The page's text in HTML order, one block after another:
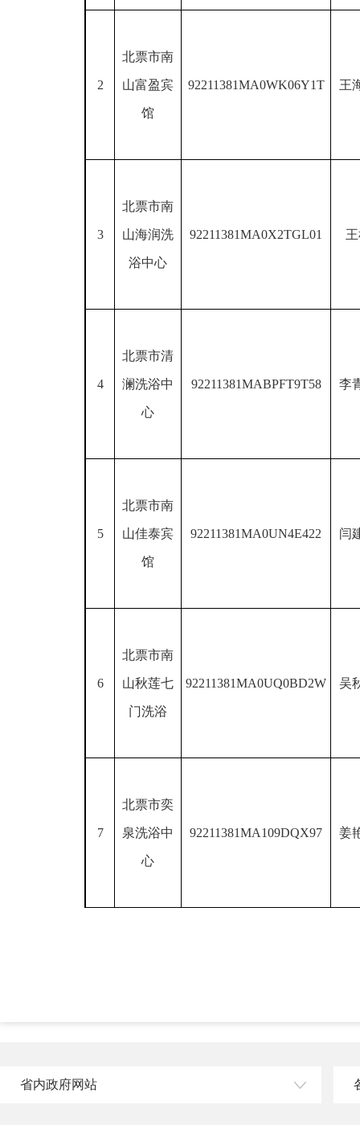
2
北票市南
山富盈宾
馆
92211381MA0WK06Y1T 王
3
北票市南
山海润洗
浴中心
92211381MA0X2TGL01
4
北票市清
澜洗浴中
心
92211381MABPFT9T58 李
5
北票市南
山佳泰宾
馆
92211381MA0UN4E422 闫
6
北票市南
山秋莲七
门洗浴
92211381MA0UQ0BD2W 吴
7
北票市奕
泉洗浴中
心
92211381MA109DQX97 姜
省内政府网站